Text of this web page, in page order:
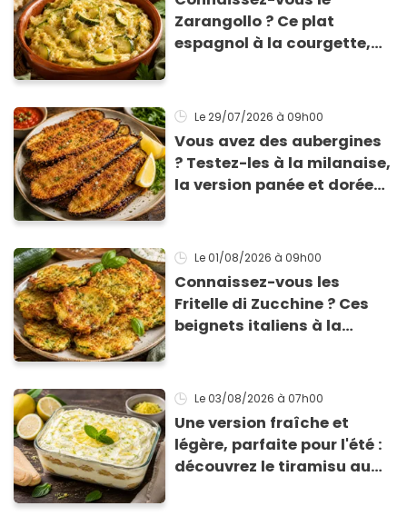
Zarangollo ? Ce plat
espagnol à la courgette,
Le 29/07/2026 à 09h00
Vous avez des aubergines
? Testez-les à la milanaise,
la version panée et dorée
Le 01/08/2026 à 09h00
Connaissez-vous les
Fritelle di Zucchine ? Ces
beignets italiens à la
Le 03/08/2026 à 07h00
Une version fraîche et
légère, parfaite pour l'été :
découvrez le tiramisu au